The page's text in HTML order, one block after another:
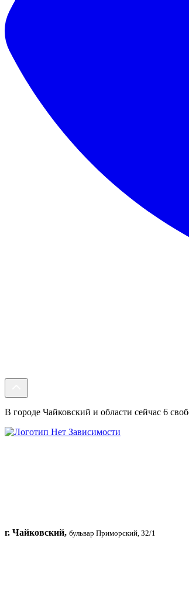
В городе Чайковский и области сейчас 6
г. Чайковский, бульвар Приморский, 32/1